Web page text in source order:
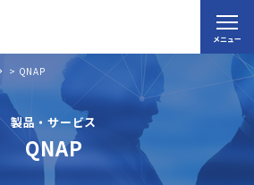
メニュー
製品・サービス
QNAP
> QNAP